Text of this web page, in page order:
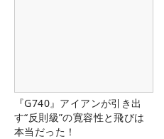
『G740』アイアンが引き出
す“反則級”の寛容性と飛びは
本当だった！